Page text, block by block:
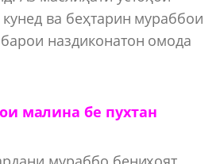
ва беҳтарин мураббои
наздиконатон омода
малина бе пухтан